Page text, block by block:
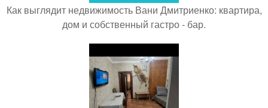
Как выглядит недвижимость Вани Дмитриенко: квартира,
дом и собственный гастро - бар.